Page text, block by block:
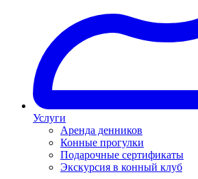
Услуги
Аренда денников
Конные прогулки
Подарочные сертификаты
Экскурсия в конный клуб